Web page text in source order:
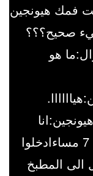
فمك هيونجين
صحيح؟؟؟
هو
اسف سأسكت….{اصبحت الساعة 7 مساءادخلوا
الى المطبخ